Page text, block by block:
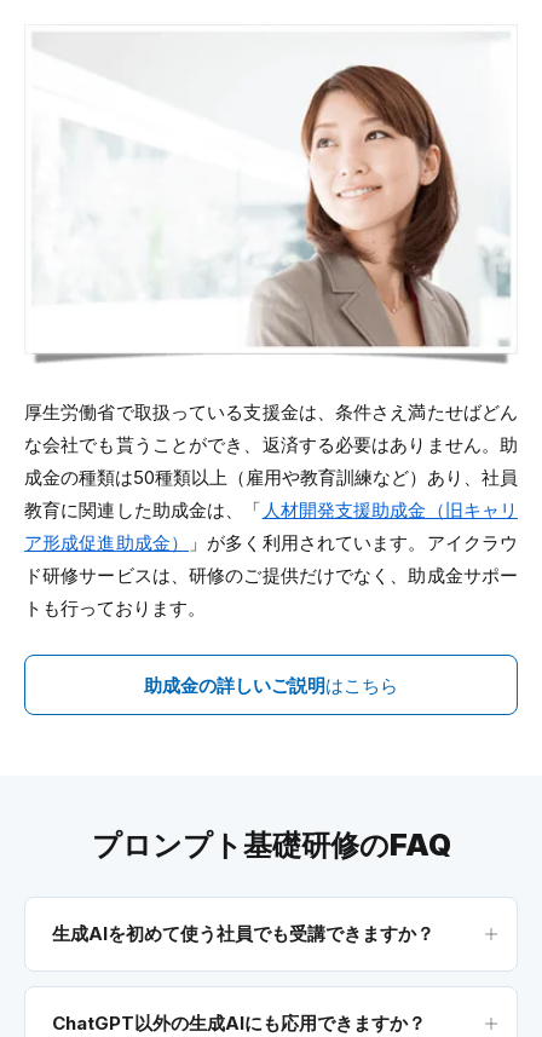
厚生労働省で取扱っている支援金は、条件さえ満たせばどん
な会社でも貰うことができ、返済する必要はありません。助
成金の種類は50種類以上（雇用や教育訓練など）あり、社員
教育に関連した助成金は、「 人材開発支援助成金（旧キャリ
ア形成促進助成金）
」が多く利用されています。アイクラウ
ド研修サービスは、研修のご提供だけでなく、助成金サポー
トも行っております。
助成金の詳しいご説明はこちら
プロンプト基礎研修のFAQ
生成AIを初めて使う社員でも受講できますか？
ChatGPT以外の生成AIにも応用できますか？